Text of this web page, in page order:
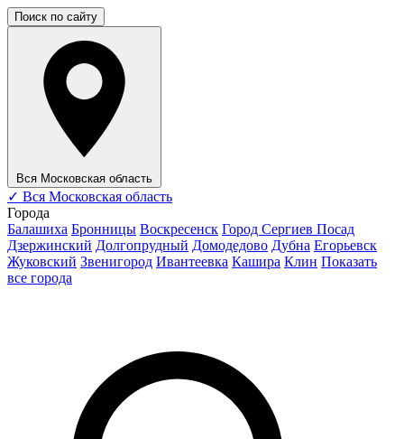
Поиск по сайту
Вся Московская область
✓ Вся Московская область
Города
Балашиха Бронницы Воскресенск Город Сергиев Посад
Дзержинский Долгопрудный Домодедово Дубна Егорьевск
Жуковский Звенигород Ивантеевка Кашира Клин Показать
все города